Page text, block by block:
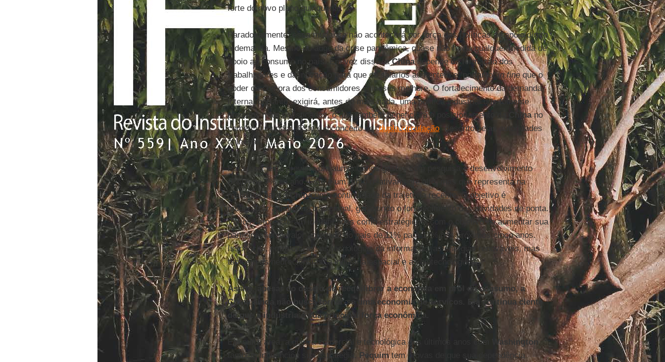
forte do novo plano quinquenal.
Paradoxalmente, essa mudança não acontecerá por força das políticas de apoio direto
à demanda. Mesmo no auge da crise pandêmica, quase não havia qualquer medida de
apoio ao consumo no país. Em vez disso, aChinadepende da formação dos
trabalhadores e da inovação para que os salários aumentem e, portanto,in fineque o
poder de compra dos consumidores chineses melhore. O fortalecimento da demanda
interna, portanto, exigirá, antes de mais nada, uma política industrial que fomente
produtos mais sofisticados, o que também beneficiará o posicionamento da
Chinano
comércio mundial. Este é o conceito de “dupla circulação” descrito pelas autoridades
chinesas.
Para isso, está previsto um aumento nos gastos com pesquisa e desenvolvimento
(P&D) de 7% ao ano. Este é um ritmo relativamente alto, mas que representa na
realidade para aChinauma continuidade da trajetória recente. O objetivo é
modernizar a indústria tradicional, garantindo o fortalecimento das atividades de ponta.
Vários setores foram identificados como estratégicos, com o objetivo de aumentar sua
participação no valor agregado do país de 11% para 17% nos próximos cinco anos.
Isso inclui, entre outras, as tecnologias da informação, as energias renováveis, mas
também as neurociências, a indústria espacial e as biotecnologias.
Assim, apesar do desejo de reequilibrar a economia em prol do consumo, a
China ainda não busca tornar-se uma economia de serviços. Ela continua ciente
de que a indústria é sua principal força econômica.
Em outra área, a guerra comercial e tecnológica dos últimos anos com
Washington
também influenciou sua estratégia. Pequimtem provas de que sua dependência